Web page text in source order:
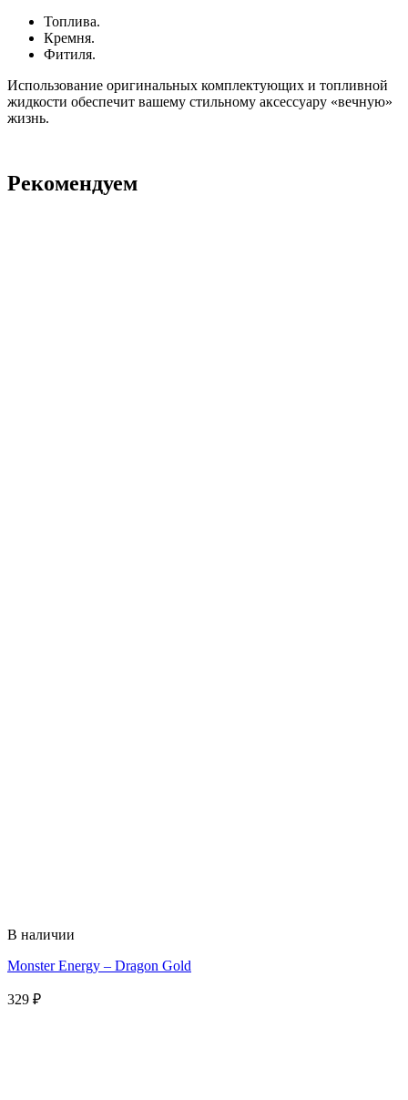
Топлива.
Кремня.
Фитиля.
Использование оригинальных комплектующих и топливной
жидкости обеспечит вашему стильному аксессуару «вечную»
жизнь.
Рекомендуем
В наличии
Monster Energy – Dragon Gold
329 ₽